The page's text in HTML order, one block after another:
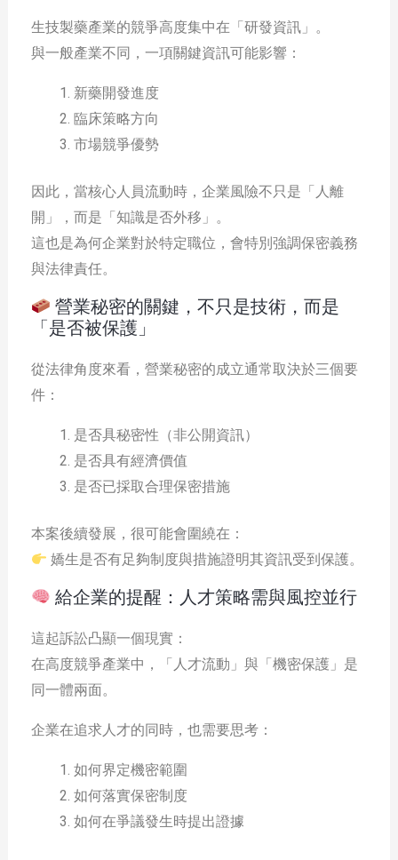
生技製藥產業的競爭高度集中在「研發資訊」。
與一般產業不同，一項關鍵資訊可能影響：
新藥開發進度
臨床策略方向
市場競爭優勢
因此，當核心人員流動時，企業風險不只是「人離
開」，而是「知識是否外移」。
這也是為何企業對於特定職位，會特別強調保密義務
與法律責任。
營業秘密的關鍵，不只是技術，而是
「是否被保護」
從法律角度來看，營業秘密的成立通常取決於三個要
件：
是否具秘密性（非公開資訊）
是否具有經濟價值
是否已採取合理保密措施
本案後續發展，很可能會圍繞在：
嬌生是否有足夠制度與措施證明其資訊受到保護。
給企業的提醒：人才策略需與風控並行
這起訴訟凸顯一個現實：
在高度競爭產業中，「人才流動」與「機密保護」是
同一體兩面。
企業在追求人才的同時，也需要思考：
如何界定機密範圍
如何落實保密制度
如何在爭議發生時提出證據